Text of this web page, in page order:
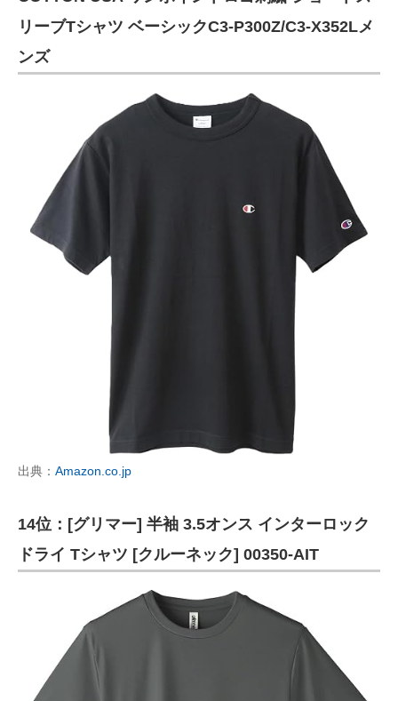
リーブTシャツ ベーシックC3-P300Z/C3-X352Lメ
ンズ
出典： Amazon.co.jp
14位：[グリマー] 半袖 3.5オンス インターロック
ドライ Tシャツ [クルーネック] 00350-AIT